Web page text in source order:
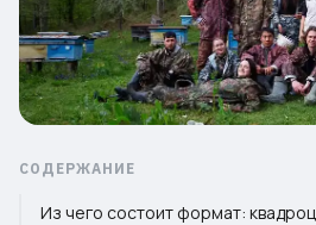
СОДЕРЖАНИЕ
Из чего состоит формат: